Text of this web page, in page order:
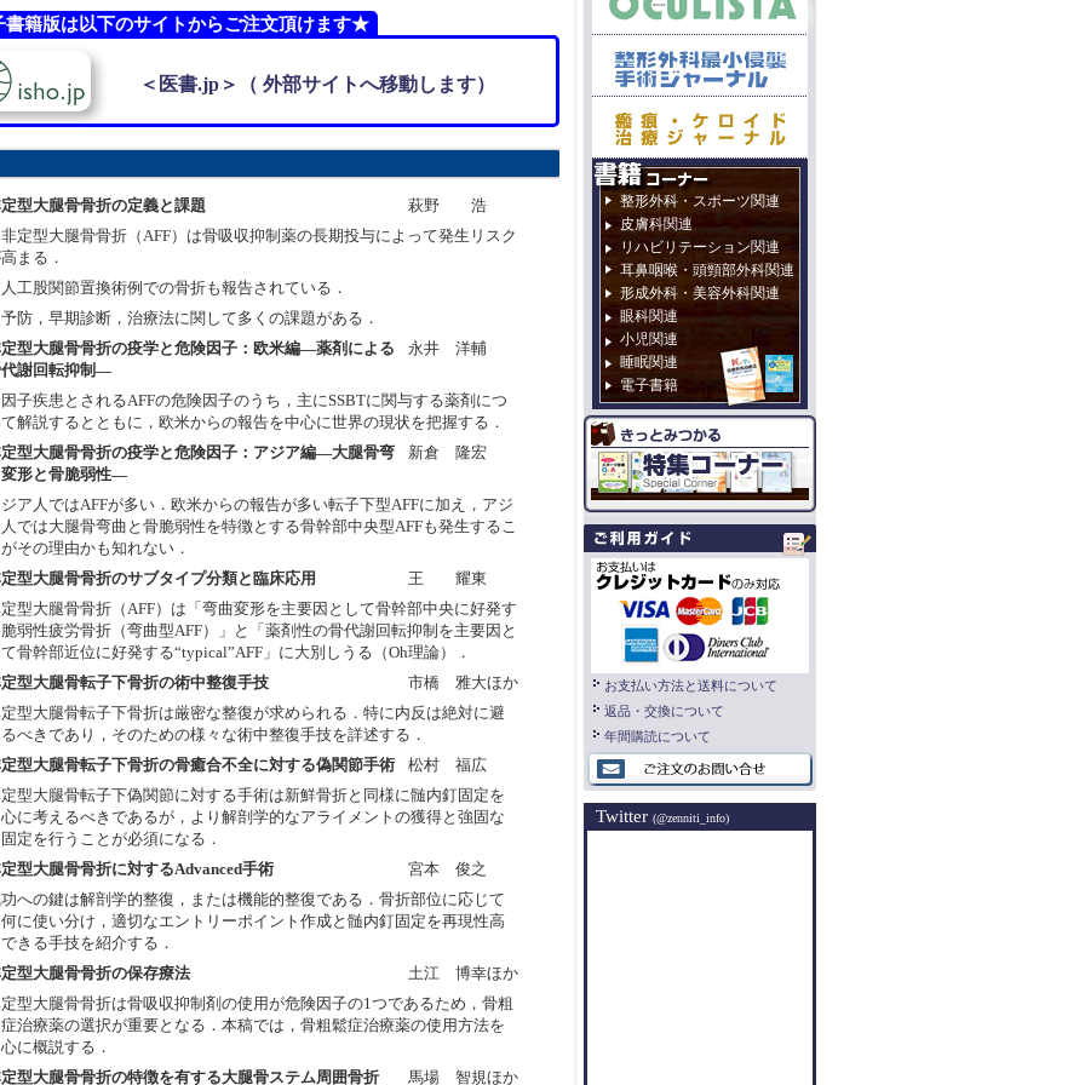
籍版は以下のサイトからご注文頂けます★
＜医書.jp＞（ 外部サイトへ移動します）
型大腿骨骨折の定義と課題
萩野 浩
定型大腿骨骨折（AFF）は骨吸収抑制薬の長期投与によって発生リスク
まる．
工股関節置換術例での骨折も報告されている．
防，早期診断，治療法に関して多くの課題がある．
型大腿骨骨折の疫学と危険因子：欧米編―薬剤による
謝回転抑制―
永井 洋輔
子疾患とされるAFFの危険因子のうち，主にSSBTに関与する薬剤につ
解説するとともに，欧米からの報告を中心に世界の現状を把握する．
型大腿骨骨折の疫学と危険因子：アジア編―大腿骨弯
形と骨脆弱性―
新倉 隆宏
ア人ではAFFが多い．欧米からの報告が多い転子下型AFFに加え，アジ
では大腿骨弯曲と骨脆弱性を特徴とする骨幹部中央型AFFも発生するこ
その理由かも知れない．
型大腿骨骨折のサブタイプ分類と臨床応用
王 耀東
型大腿骨骨折（AFF）は「弯曲変形を主要因として骨幹部中央に好発す
弱性疲労骨折（弯曲型AFF）」と「薬剤性の骨代謝回転抑制を主要因と
骨幹部近位に好発する“typical”AFF」に大別しうる（Oh理論）．
型大腿骨転子下骨折の術中整復手技
市橋 雅大ほか
型大腿骨転子下骨折は厳密な整復が求められる．特に内反は絶対に避
べきであり，そのための様々な術中整復手技を詳述する．
型大腿骨転子下骨折の骨癒合不全に対する偽関節手術
松村 福広
型大腿骨転子下偽関節に対する手術は新鮮骨折と同様に髄内釘固定を
に考えるべきであるが，より解剖学的なアライメントの獲得と強固な
定を行うことが必須になる．
型大腿骨骨折に対するAdvanced手術
宮本 俊之
への鍵は解剖学的整復，または機能的整復である．骨折部位に応じて
に使い分け，適切なエントリーポイント作成と髄内釘固定を再現性高
きる手技を紹介する．
型大腿骨骨折の保存療法
土江 博幸ほか
型大腿骨骨折は骨吸収抑制剤の使用が危険因子の1つであるため，骨粗
治療薬の選択が重要となる．本稿では，骨粗鬆症治療薬の使用方法を
に概説する．
型大腿骨骨折の特徴を有する大腿骨ステム周囲骨折
馬場 智規ほか
整形外科・スポーツ関連
皮膚科関連
リハビリテーション関連
耳鼻咽喉・頭頸部外科関連
形成外科・美容外科関連
眼科関連
小児関連
睡眠関連
電子書籍
お支払い方法と送料について
返品・交換について
年間購読について
Twitter (@zenniti_info)